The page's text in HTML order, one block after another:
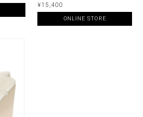
¥15,400
ONLINE STORE